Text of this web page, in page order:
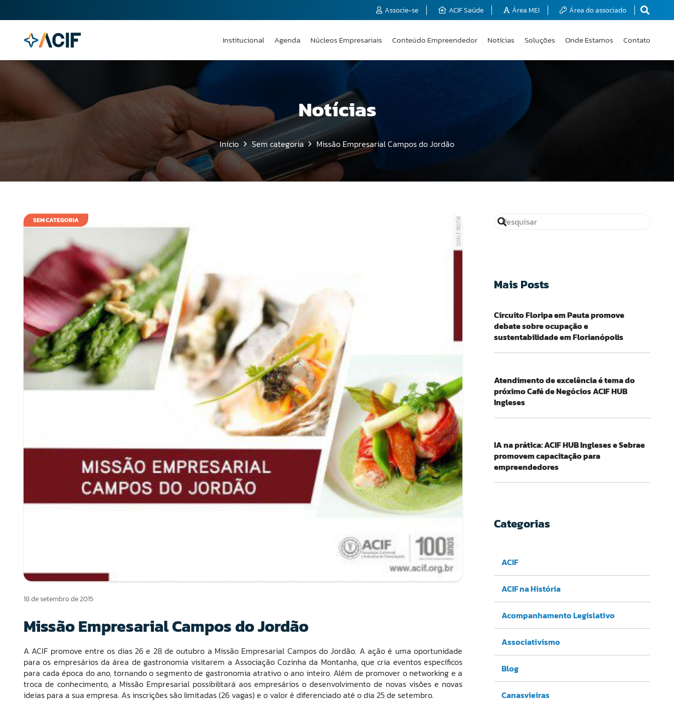
Associe-se ACIF Saúde Área MEI Área do associado
Institucional Agenda Núcleos Empresariais Conteúdo Empreendedor Notícias Soluções Onde Estamos Contato
Notícias
Início Sem categoria Missão Empresarial Campos do Jordão
SEM CATEGORIA
18 de setembro de 2015
Missão Empresarial Campos do Jordão
A ACIF promove entre os dias 26 e 28 de outubro a Missão Empresarial Campos do Jordão. A ação é uma oportunidade
para os empresários da área de gastronomia visitarem a Associação Cozinha da Montanha, quecria eventos específicos
para cada época do ano, tornando o segmento de gastronomia atrativo o ano inteiro. Além de promover o networking e a
troca de conhecimento, a Missão Empresarial possibilitará aos empresários o desenvolvimento de novas visões e novas
ideias para a sua empresa. As inscrições são limitadas (26 vagas) e o valor é diferenciado até o dia 25 de setembro.
Mais Posts
Circuito Floripa em Pauta promove
debate sobre ocupação e
sustentabilidade em Florianópolis
Atendimento de excelência é tema do
próximo Café de Negócios ACIF HUB
Ingleses
IA na prática: ACIF HUB Ingleses e Sebrae
promovem capacitação para
empreendedores
Categorias
ACIF
ACIF na História
Acompanhamento Legislativo
Associativismo
Blog
Canasvieiras